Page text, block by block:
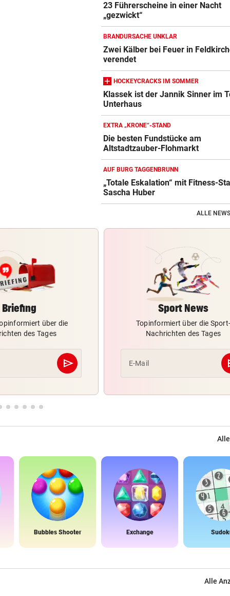
23 Führerscheine in einer Nacht
„gezwickt“
BRANDURSACHE UNKLAR
Zwei Kälber bei Feuer in
verendet
HOCKEYCRACKS IM SOMMER
Klassek ist der Jannik Sinner im
Unterhaus
EXTRA „KRONE“-STAND
Die besten Fundstücke am
Altstadtzauber-Flohmarkt
AUF BURG TAGGENBRUNN
„Totale Eskalation“ mit Fitness-
Sascha Huber
ALLE
Briefing
über die
des Tages
send
Abschicken
Sport News
Topinformiert über die Sport-
Nachrichten des Tages
E-Mail
Bubbles Shooter Exchange
Alle